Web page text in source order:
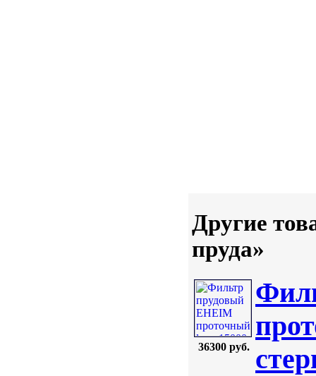
Другие
пруда»
36300 руб.